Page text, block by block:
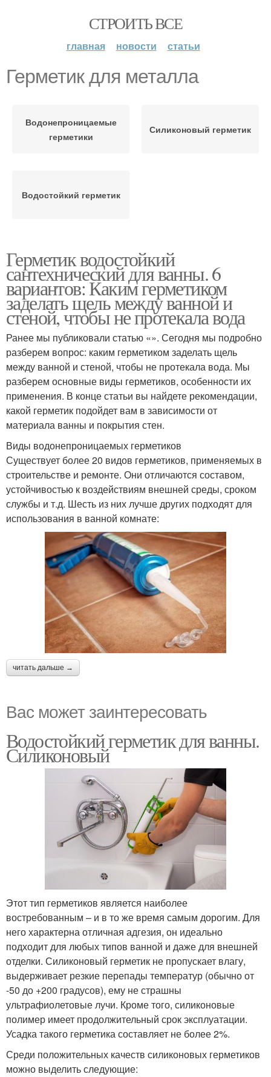
СТРОИТЬ ВСЕ
главная новости статьи
Герметик для металла
Водонепроницаемые
герметики
Силиконовый герметик
Водостойкий герметик
Герметик водостойкий
сантехнический для ванны. 6
вариантов: Каким герметиком
заделать щель между ванной и
стеной, чтобы не протекала вода
Ранее мы публиковали статью «». Сегодня мы подробно
разберем вопрос: каким герметиком заделать щель
между ванной и стеной, чтобы не протекала вода. Мы
разберем основные виды герметиков, особенности их
применения. В конце статьи вы найдете рекомендации,
какой герметик подойдет вам в зависимости от
материала ванны и покрытия стен.
Виды водонепроницаемых герметиков
Существует более 20 видов герметиков, применяемых в
строительстве и ремонте. Они отличаются составом,
устойчивостью к воздействиям внешней среды, сроком
службы и т.д. Шесть из них лучше других подходят для
использования в ванной комнате:
читать дальше →
Вас может заинтересовать
Водостойкий герметик для ванны.
Силиконовый
Этот тип герметиков является наиболее
востребованным – и в то же время самым дорогим. Для
него характерна отличная адгезия, он идеально
подходит для любых типов ванной и даже для внешней
отделки. Силиконовый герметик не пропускает влагу,
выдерживает резкие перепады температур (обычно от
-50 до +200 градусов), ему не страшны
ультрафиолетовые лучи. Кроме того, силиконовые
полимер имеет продолжительный срок эксплуатации.
Усадка такого герметика составляет не более 2%.
Среди положительных качеств силиконовых герметиков
можно выделить следующие: